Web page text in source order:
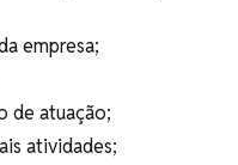
empresa;
de atuação;
atividades;